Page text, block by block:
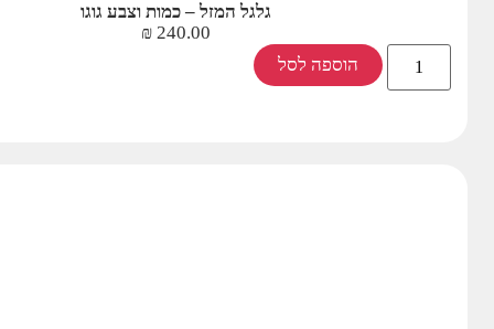
גלגל המזל – כמות וצבע גוגו
240.00
₪
הוספה לסל